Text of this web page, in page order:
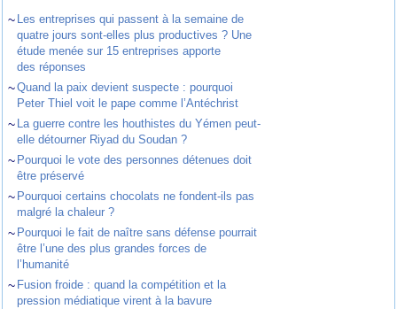
~ Les entreprises qui passent à la semaine de
quatre jours sont-elles plus productives ? Une
étude menée sur 15 entreprises apporte
des réponses
~Quand la paix devient suspecte : pourquoi
Peter Thiel voit le pape comme l’Antéchrist
~ La guerre contre les houthistes du Yémen peut-
elle détourner Riyad du Soudan ?
~ Pourquoi le vote des personnes détenues doit
être préservé
~ Pourquoi certains chocolats ne fondent-ils pas
malgré la chaleur ?
~ Pourquoi le fait de naître sans défense pourrait
être l’une des plus grandes forces de
l’humanité
~ Fusion froide : quand la compétition et la
pression médiatique virent à la bavure